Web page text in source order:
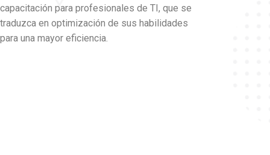
capacitación para profesionales de TI, que se
traduzca en optimización de sus habilidades
para una mayor eficiencia.